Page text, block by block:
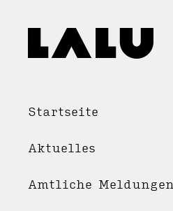
Startseite
Aktuelles
Amtliche Meldungen